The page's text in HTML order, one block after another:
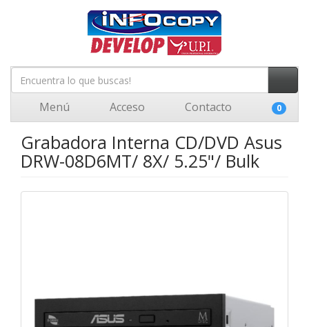
Menú Acceso Contacto 0
Grabadora Interna CD/DVD Asus
DRW-08D6MT/ 8X/ 5.25"/ Bulk